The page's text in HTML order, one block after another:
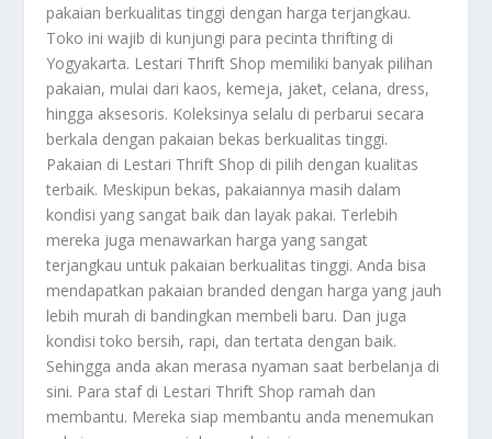
pakaian berkualitas tinggi dengan harga terjangkau.
Toko ini wajib di kunjungi para pecinta thrifting di
Yogyakarta. Lestari Thrift Shop memiliki banyak pilihan
pakaian, mulai dari kaos, kemeja, jaket, celana, dress,
hingga aksesoris. Koleksinya selalu di perbarui secara
berkala dengan pakaian bekas berkualitas tinggi.
Pakaian di Lestari Thrift Shop di pilih dengan kualitas
terbaik. Meskipun bekas, pakaiannya masih dalam
kondisi yang sangat baik dan layak pakai. Terlebih
mereka juga menawarkan harga yang sangat
terjangkau untuk pakaian berkualitas tinggi. Anda bisa
mendapatkan pakaian branded dengan harga yang jauh
lebih murah di bandingkan membeli baru. Dan juga
kondisi toko bersih, rapi, dan tertata dengan baik.
Sehingga anda akan merasa nyaman saat berbelanja di
sini. Para staf di Lestari Thrift Shop ramah dan
membantu. Mereka siap membantu anda menemukan